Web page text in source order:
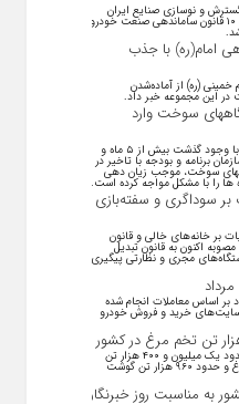
و نوسازی صنایع ایران
(ایدرو) گفت: اصلاحیه آیین نامه اجرایی ماده ۱۰ قانون ساماندهی صنعت خودرو
امام(ره) با جذب
خمینی (ره) از آماده‌شدن
سوخت وارد
رئیس صنف جایگاههای سوخت کشور گفت: با وجود گذشت بیش از ۵ ماه و
برنامه و بودجه با تاخیر در
حق العمل ۱۴۰۵ جایگاههای سوخت، موجب زیان دهی
ها را با مشکل مواجه کرده است.
بر سوداگری و سفته‌بازی
بر خانه‌های خالی و قانون
اکنون به قانون تبدیل
مجری و نظارتی پیگیری
در بازار آزاد امروز شنبه ۱۷ مرداد بر اساس معاملات انجام شده
خرید و فروش خودرو
معاون وزیر جهاد کشاورزی گفت: بنابر آمار حدود یک میلیون و ۴۰۰ هزار تن
تخم‌مرغ، ۳ میلیون و ۲۶۰ هزار تن گوشت مرغ و حدود ۹۶۰ هزار تن گوشت
به مناسبت روز خبرنگار